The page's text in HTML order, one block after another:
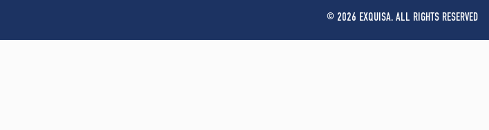
© 2026 EXQUISA. ALL RIGHTS RESERVED